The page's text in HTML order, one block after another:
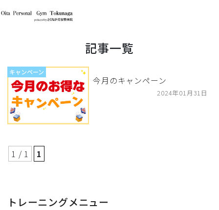
記事一覧
キャンペーン
今月のキャンペーン
2024年01月31日
1 / 1 1
トレーニングメニュー